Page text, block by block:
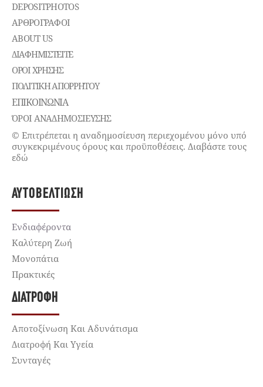
DEPOSITPHOTOS
ΑΡΘΡΟΓΡΑΦΟΙ
ABOUT US
ΔΙΑΦΗΜΙΣΤΕΊΤΕ
ΌΡΟΙ ΧΡΉΣΗΣ
ΠΟΛΙΤΙΚΉ ΑΠΟΡΡΉΤΟΥ
ΕΠΙΚΟΙΝΩΝΊΑ
ΌΡΟΙ ΑΝΑΔΗΜΟΣΙΕΥΣΗΣ
© Επιτρέπεται η αναδημοσίευση περιεχομένου μόνο υπό
συγκεκριμένους όρους και προϋποθέσεις. Διαβάστε τους
εδώ
ΑΥΤΟΒΕΛΤΊΩΣΗ
Ενδιαφέροντα
Καλύτερη Ζωή
Μονοπάτια
Πρακτικές
ΔΙΑΤΡΟΦΉ
Αποτοξίνωση Και Αδυνάτισμα
Διατροφή Και Υγεία
Συνταγές